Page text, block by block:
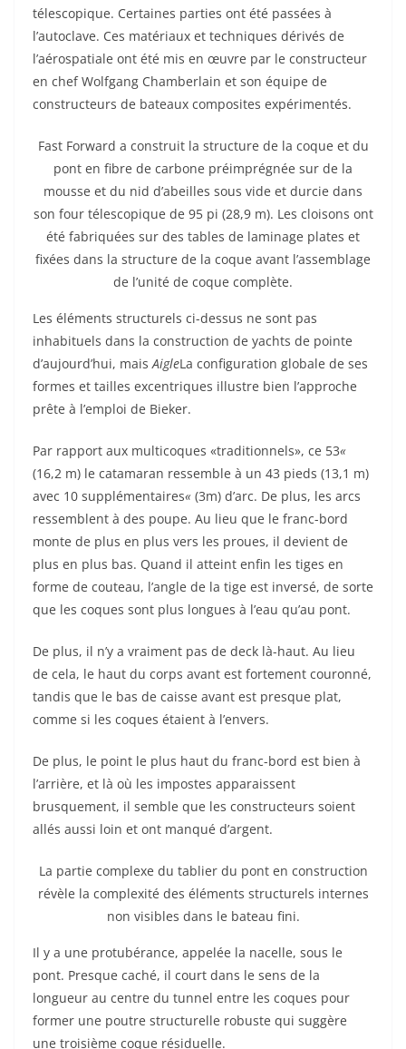
télescopique. Certaines parties ont été passées à
l’autoclave. Ces matériaux et techniques dérivés de
l’aérospatiale ont été mis en œuvre par le constructeur
en chef Wolfgang Chamberlain et son équipe de
constructeurs de bateaux composites expérimentés.
Fast Forward a construit la structure de la coque et du
pont en fibre de carbone préimprégnée sur de la
mousse et du nid d’abeilles sous vide et durcie dans
son four télescopique de 95 pi (28,9 m). Les cloisons ont
été fabriquées sur des tables de laminage plates et
fixées dans la structure de la coque avant l’assemblage
de l’unité de coque complète.
Les éléments structurels ci-dessus ne sont pas
inhabituels dans la construction de yachts de pointe
d’aujourd’hui, maisAigleLa configuration globale de ses
formes et tailles excentriques illustre bien l’approche
prête à l’emploi de Bieker.
Par rapport aux multicoques «traditionnels», ce 53«
(16,2 m) le catamaran ressemble à un 43 pieds (13,1 m)
avec 10 supplémentaires« (3m) d’arc. De plus, les arcs
ressemblent à des poupe. Au lieu que le franc-bord
monte de plus en plus vers les proues, il devient de
plus en plus bas. Quand il atteint enfin les tiges en
forme de couteau, l’angle de la tige est inversé, de sorte
que les coques sont plus longues à l’eau qu’au pont.
De plus, il n’y a vraiment pas de deck là-haut. Au lieu
de cela, le haut du corps avant est fortement couronné,
tandis que le bas de caisse avant est presque plat,
comme si les coques étaient à l’envers.
De plus, le point le plus haut du franc-bord est bien à
l’arrière, et là où les impostes apparaissent
brusquement, il semble que les constructeurs soient
allés aussi loin et ont manqué d’argent.
La partie complexe du tablier du pont en construction
révèle la complexité des éléments structurels internes
non visibles dans le bateau fini.
Il y a une protubérance, appelée la nacelle, sous le
pont. Presque caché, il court dans le sens de la
longueur au centre du tunnel entre les coques pour
former une poutre structurelle robuste qui suggère
une troisième coque résiduelle.